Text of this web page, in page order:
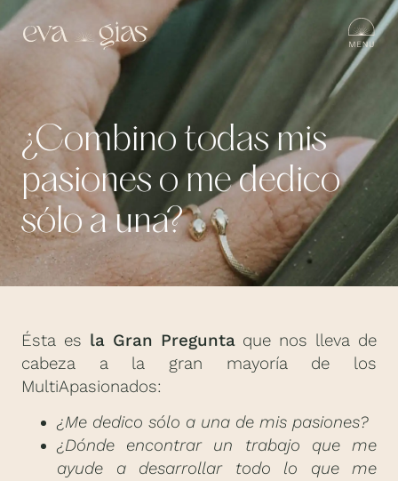
¿Combino todas mis
pasiones o me dedico
sólo a una?
Ésta es la Gran Preguntaque nos lleva de
cabeza a la gran mayoría de los
MultiApasionados:
¿Me dedico sólo a una de mis pasiones?
¿Dónde encontrar un trabajo que me
ayude a desarrollar todo lo que me